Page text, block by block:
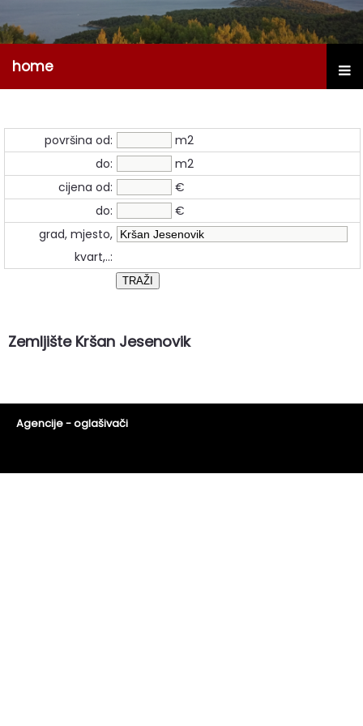
home
površina od:
m2
do:
m2
cijena od:
€
do:
€
grad, mjesto,
kvart,..:
Zemljište Kršan Jesenovik
Agencije - oglašivači